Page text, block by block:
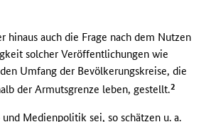
hinaus auch die Frage nach dem Nutzen
solcher Veröffentlichungen wie
Umfang der Bevölkerungskreise, die
der Armutsgrenze leben, gestellt.2
Medienpolitik sei, so schätzen u. a.